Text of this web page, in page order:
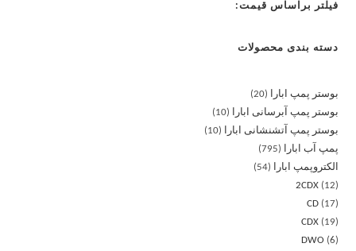
فیلتر براساس قیمت:
دسته بندی محصولات
بوستر پمپ ابارا
20
بوستر پمپ آبرسانی ابارا
10
بوستر پمپ آتشنشانی ابارا
10
پمپ آب ابارا
795
الکتروپمپ ابارا
54
2CDX
12
CD
17
CDX
19
DWO
6